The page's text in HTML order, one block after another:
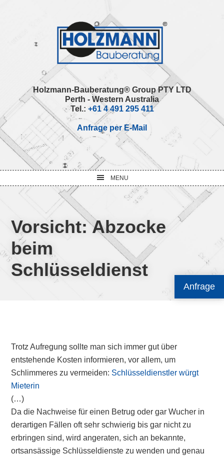
Anfrage
navigation
Holzmann-Bauberatung® Group PTY LTD
Perth - Western Australia
Tel.: +61 4 491 295 411
Anfrage per E-Mail
MENU
Vorsicht: Abzocke
beim
Schlüsseldienst
Trotz Aufregung sollte man sich immer gut über
entstehende Kosten informieren, vor allem, um
Schlimmeres zu vermeiden: Schlüsseldienstler würgt
Mieterin
(…)
Da die Nachweise für einen Betrug oder gar Wucher in
derartigen Fällen oft sehr schwierig bis gar nicht zu
erbringen sind, wird angeraten, sich an bekannte,
ortsansässige Schlüsseldienste zu wenden und genau